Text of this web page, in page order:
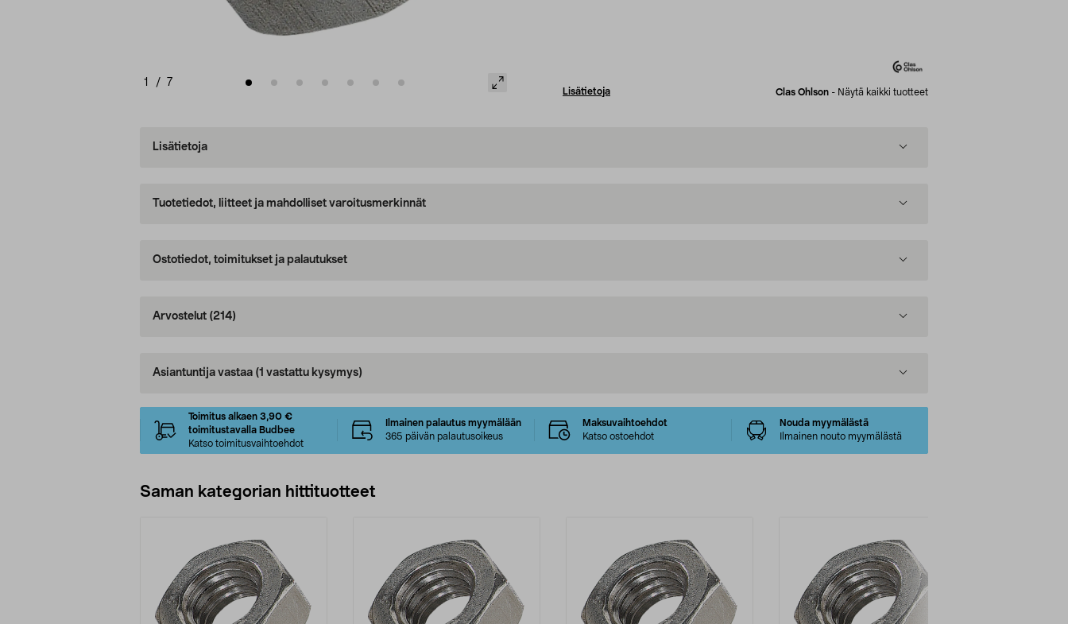
1 / 7
Lisätietoja Clas Ohlson - Näytä kaikki tuotteet
Lisätietoja
Tuotetiedot, liitteet ja mahdolliset varoitusmerkinnät
Ostotiedot, toimitukset ja palautukset
Arvostelut (214)
Asiantuntija vastaa (1 vastattu kysymys)
Toimitus alkaen 3,90 €
toimitustavalla Budbee
Katso toimitusvaihtoehdot
Ilmainen palautus myymälään
365 päivän palautusoikeus
Maksuvaihtoehdot
Katso ostoehdot
Nouda myymälästä
Ilmainen nouto myymälästä
Saman kategorian hittituotteet